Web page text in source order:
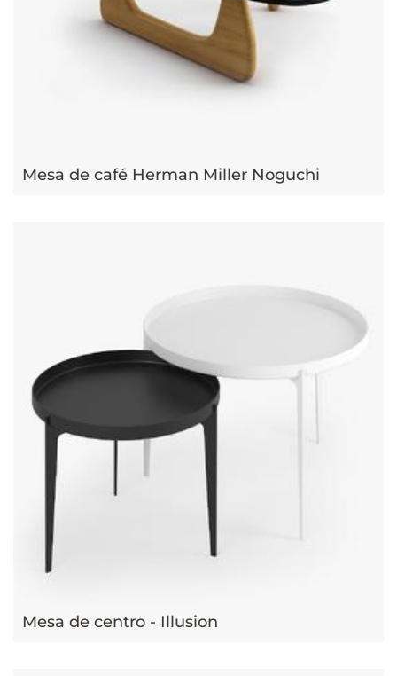
Mesa de café Herman Miller Noguchi
Mesa de centro - Illusion